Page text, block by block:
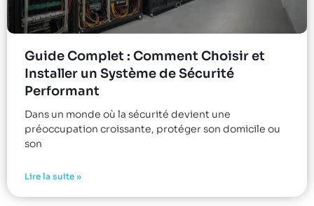
Guide Complet : Comment Choisir et
Installer un Système de Sécurité
Performant
Dans un monde où la sécurité devient une
préoccupation croissante, protéger son domicile ou
son
Lire la suite »